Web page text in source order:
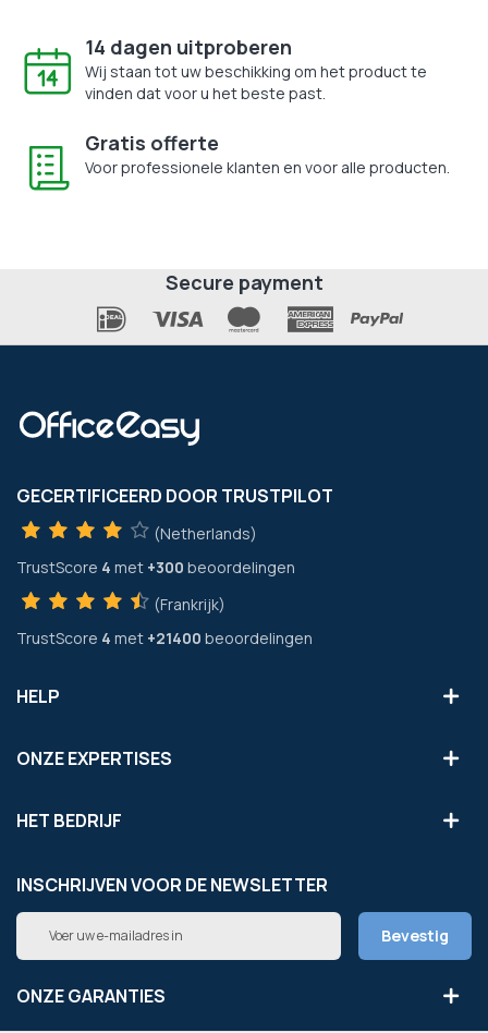
14 dagen uitproberen
Wij staan tot uw beschikking om het product te
vinden dat voor u het beste past.
Gratis offerte
Voor professionele klanten en voor alle producten.
Secure payment
GECERTIFICEERD DOOR TRUSTPILOT
(Netherlands)
TrustScore 4 met +300 beoordelingen
(Frankrijk)
TrustScore 4 met +21400 beoordelingen
HELP
ONZE EXPERTISES
HET BEDRIJF
INSCHRIJVEN VOOR DE NEWSLETTER
Abonneer
op
onze
nieuwsbrief
Bevestig
ONZE GARANTIES